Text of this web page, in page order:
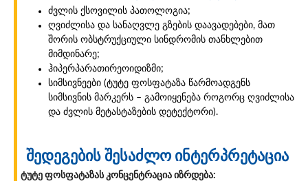
ძვლის ქსოვილის პათოლოგია;
ღვიძლისა და სანაღვლე გზების დაავადებები, მათ
შორის ობსტრუქციული სინდრომის თანხლებით
მიმდინარე;
ჰიპერპარათირეოიდიზმი;
სიმსივნეები (ტუტე ფოსფატაზა წარმოადგენს
სიმსივნის მარკერს – გამოიყენება როგორც ღვიძლისა
და ძვლის მეტასტაზების დეტექტორი).
შედეგების შესაძლო ინტერპრეტაცია
ტუტე ფოსფატაზას კონცენტრაცია იზრდება: